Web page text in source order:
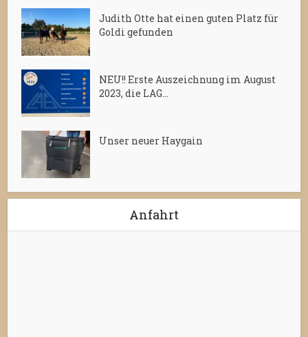
Judith Otte hat einen guten Platz für
Goldi gefunden
NEU!! Erste Auszeichnung im August
2023, die LAG...
Unser neuer Haygain
Anfahrt